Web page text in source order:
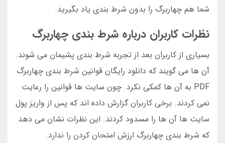
شما هم چهاربرگ را بدون شرط بندی یاد بگیرید.
نظرات کاربران درباره شرط بندی چهاربرگ
بسیاری از کاربران بعد از تجربه شرط بندی پشیمان می شوند.
آن ها می گویند که دانلود رایگان قوانین شرط بندی چهاربرگ
PDF به آن ها کمکی نکرد. چون سایت ها قوانین را رعایت
نمی کردند. برخی کاربران گزارش داده اند که پس از واریز پول
سایت ها آن ها را مسدود کردند. این نظرات نشان می دهد
که شرط بندی چهاربرگ ارزش امتحان کردن را ندارد.